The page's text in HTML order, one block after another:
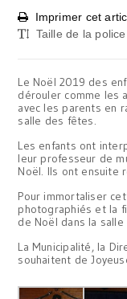
Imprimer cet
Taille de la police
Le Noël 2019 des
dérouler comme les
avec les parents en
salle des fêtes.
Les enfants ont
leur professeur de
Noël. Ils ont ensuite
Pour immortaliser
photographiés et la
de Noël dans la
La Municipalité, la
souhaitent de